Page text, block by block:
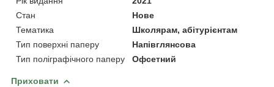
Стан
Нове
Тематика
Школярам, абітурієнтам
Тип поверхні паперу
Напівглянсова
Тип поліграфічного паперу
Офсетний
Приховати